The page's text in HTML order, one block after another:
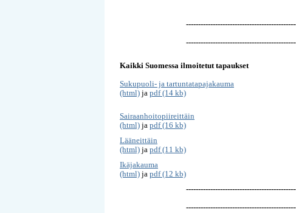
Kaikki Suomessa ilmoitetut tapaukset
Sukupuoli- ja tartuntatapajakauma
(html) ja pdf (14 kb)
Sairaanhoitopiireittäin
(html) ja pdf (16 kb)
Lääneittäin
(html) ja pdf (11 kb)
Ikäjakauma
(html) ja pdf (12 kb)